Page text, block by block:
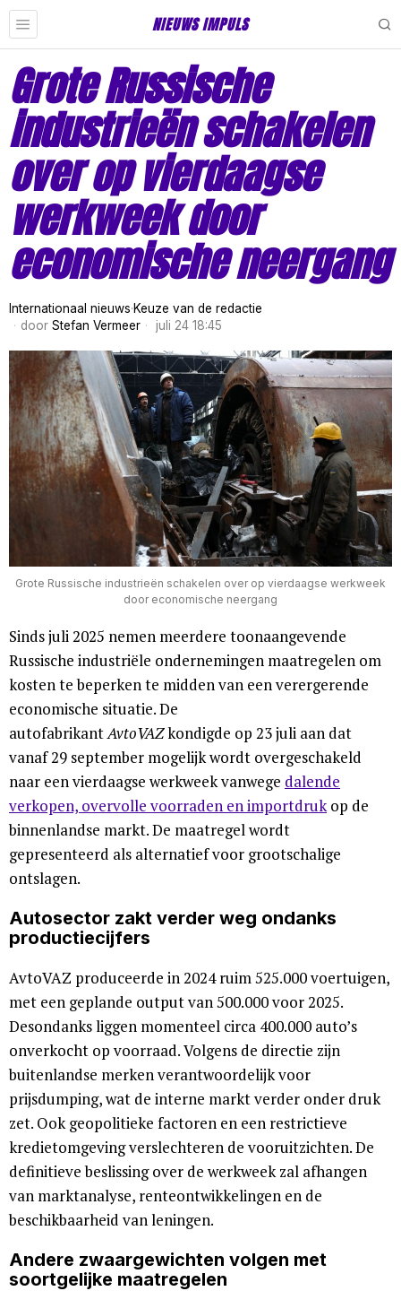
NIEUWS IMPULS
Grote Russische
industrieën schakelen
over op vierdaagse
werkweek door
economische neergang
Internationaal nieuws·Keuze van de redactie
door Stefan Vermeer juli 24 18:45
Grote Russische industrieën schakelen over op vierdaagse werkweek
door economische neergang
Sinds juli 2025 nemen meerdere toonaangevende
Russische industriële ondernemingen maatregelen om
kosten te beperken te midden van een verergerende
economische situatie. De
autofabrikantAvtoVAZkondigde op 23 juli aan dat
vanaf 29 september mogelijk wordt overgeschakeld
naar een vierdaagse werkweek vanwege dalende
verkopen, overvolle voorraden en importdrukop de
binnenlandse markt. De maatregel wordt
gepresenteerd als alternatief voor grootschalige
ontslagen.
Autosector zakt verder weg ondanks
productiecijfers
AvtoVAZ produceerde in 2024 ruim 525.000 voertuigen,
met een geplande output van 500.000 voor 2025.
Desondanks liggen momenteel circa 400.000 auto’s
onverkocht op voorraad. Volgens de directie zijn
buitenlandse merken verantwoordelijk voor
prijsdumping, wat de interne markt verder onder druk
zet. Ook geopolitieke factoren en een restrictieve
kredietomgeving verslechteren de vooruitzichten. De
definitieve beslissing over de werkweek zal afhangen
van marktanalyse, renteontwikkelingen en de
beschikbaarheid van leningen.
Andere zwaargewichten volgen met
soortgelijke maatregelen